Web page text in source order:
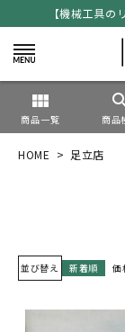
【機械工具の
view_module
商品一覧 商品
HOME 足立店
並び替え 新着順 価